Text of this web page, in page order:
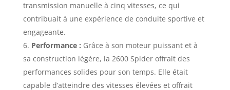
transmission manuelle à cinq vitesses, ce qui
contribuait à une expérience de conduite sportive et
engageante.
Performance : Grâce à son moteur puissant et à
sa construction légère, la 2600 Spider offrait des
performances solides pour son temps. Elle était
capable d’atteindre des vitesses élevées et offrait